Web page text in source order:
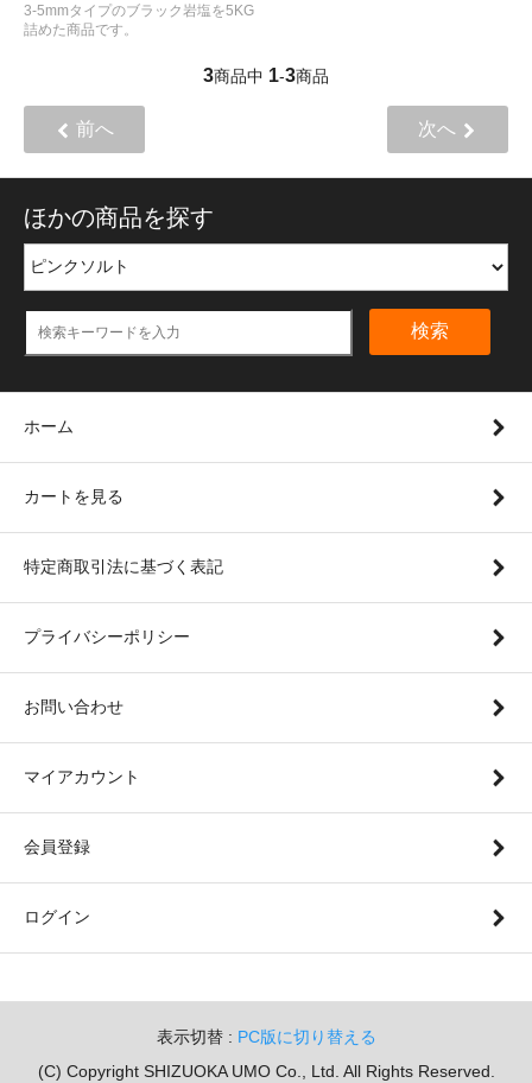
3-5mmタイプのブラック岩塩を5KG
詰めた商品です。
3商品中 1-3商品
前へ 次へ
ほかの商品を探す
検索
ホーム
カートを見る
特定商取引法に基づく表記
プライバシーポリシー
お問い合わせ
マイアカウント
会員登録
ログイン
表示切替 : PC版に切り替える
(C) Copyright SHIZUOKA UMO Co., Ltd. All Rights Reserved.